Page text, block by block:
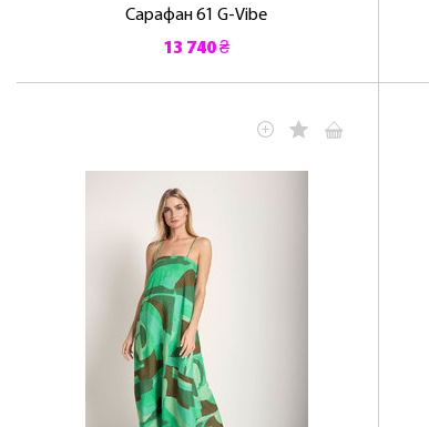
Сарафан 61 G-Vibe
13 740 ₴